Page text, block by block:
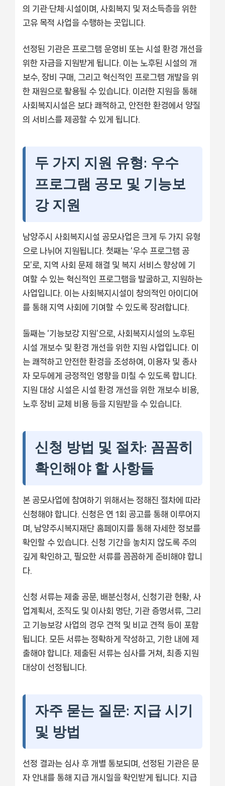
의 기관·단체·시설이며, 사회복지 및 저소득층을 위한
고유 목적 사업을 수행하는 곳입니다.
선정된 기관은 프로그램 운영비 또는 시설 환경 개선을
위한 자금을 지원받게 됩니다. 이는 노후된 시설의 개
보수, 장비 구매, 그리고 혁신적인 프로그램 개발을 위
한 재원으로 활용될 수 있습니다. 이러한 지원을 통해
사회복지시설은 보다 쾌적하고, 안전한 환경에서 양질
의 서비스를 제공할 수 있게 됩니다.
두 가지 지원 유형: 우수
프로그램 공모 및 기능보
강 지원
남양주시 사회복지시설 공모사업은 크게 두 가지 유형
으로 나뉘어 지원됩니다. 첫째는 ‘우수 프로그램 공
모’로, 지역 사회 문제 해결 및 복지 서비스 향상에 기
여할 수 있는 혁신적인 프로그램을 발굴하고, 지원하는
사업입니다. 이는 사회복지시설이 창의적인 아이디어
를 통해 지역 사회에 기여할 수 있도록 장려합니다.
둘째는 ‘기능보강 지원’으로, 사회복지시설의 노후된
시설 개보수 및 환경 개선을 위한 지원 사업입니다. 이
는 쾌적하고 안전한 환경을 조성하여, 이용자 및 종사
자 모두에게 긍정적인 영향을 미칠 수 있도록 합니다.
지원 대상 시설은 시설 환경 개선을 위한 개보수 비용,
노후 장비 교체 비용 등을 지원받을 수 있습니다.
신청 방법 및 절차: 꼼꼼히
확인해야 할 사항들
본 공모사업에 참여하기 위해서는 정해진 절차에 따라
신청해야 합니다. 신청은 연 1회 공고를 통해 이루어지
며, 남양주시복지재단 홈페이지를 통해 자세한 정보를
확인할 수 있습니다. 신청 기간을 놓치지 않도록 주의
깊게 확인하고, 필요한 서류를 꼼꼼하게 준비해야 합니
다.
신청 서류는 제출 공문, 배분신청서, 신청기관 현황, 사
업계획서, 조직도 및 이사회 명단, 기관 증명서류, 그리
고 기능보강 사업의 경우 견적 및 비교 견적 등이 포함
됩니다. 모든 서류는 정확하게 작성하고, 기한 내에 제
출해야 합니다. 제출된 서류는 심사를 거쳐, 최종 지원
대상이 선정됩니다.
자주 묻는 질문: 지급 시기
및 방법
선정 결과는 심사 후 개별 통보되며, 선정된 기관은 문
자 안내를 통해 지급 개시일을 확인받게 됩니다. 지급